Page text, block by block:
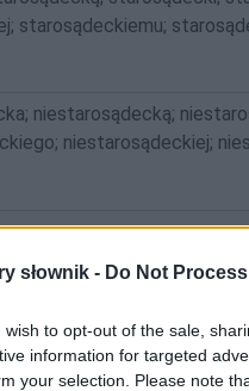
słownik - Do Not
wish to opt-out of the sale,
information for targeted
your selection. Please note
starosądeckiemu;
niestarosądecką;
niestarosądeckiej;